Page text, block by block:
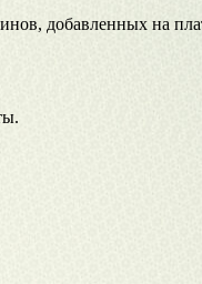
добавленных на